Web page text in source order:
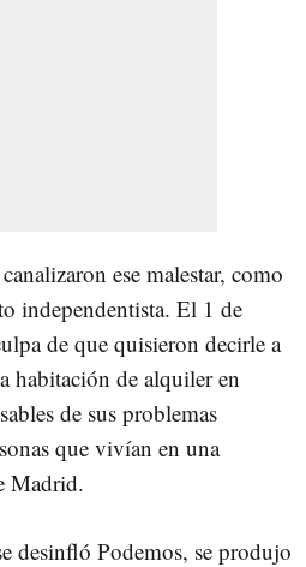
ese malestar, como
independentista. El 1 de
de que quisieron decirle a
habitación de alquiler en
de sus problemas
que vivían en una
Madrid.
desinfló Podemos, se produjo